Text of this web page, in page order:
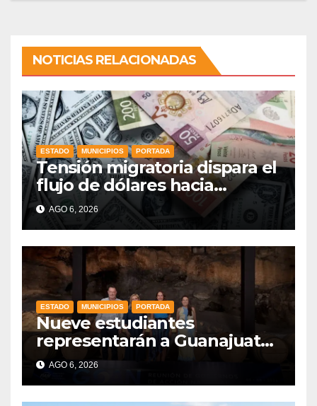
NOTICIAS RELACIONADAS
ESTADO MUNICIPIOS PORTADA
Tensión migratoria dispara el
flujo de dólares hacia
municipios de Guanajuato
AGO 6, 2026
ESTADO MUNICIPIOS PORTADA
Nueve estudiantes
representarán a Guanajuato
en la Olimpiada Mexicana de
Matemáticas 2026
AGO 6, 2026